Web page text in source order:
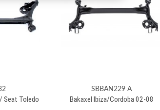
Seat Toledo
SBBAN229 A
Bakaxel Ibiza/Cordoba 02-08